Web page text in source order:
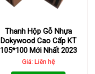
Thanh Hộp Gỗ Nhựa
Dokywood Cao Cấp KT
105*100 Mới Nhất 2023
Giá: Liên hệ